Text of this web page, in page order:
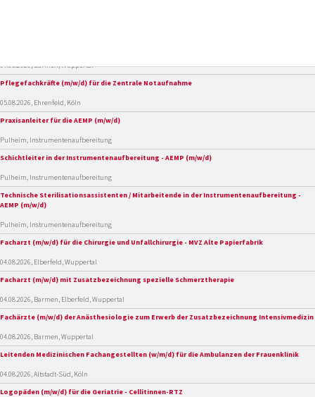
07.08.2026, Barmen, Wuppertal
Pflegefachkräfte (m/w/d) für die Zentrale Notaufnahme
05.08.2026, Ehrenfeld, Köln
Praxisanleiter für die AEMP (m/w/d)
Pulheim, Instrumentenaufbereitung
Schichtleiter in der Instrumentenaufbereitung - AEMP (m/w/d)
Pulheim, Instrumentenaufbereitung
Technische Sterilisationsassistenten / Mitarbeitende in der Instrumentenaufbereitung -
AEMP (m/w/d)
Pulheim, Instrumentenaufbereitung
Facharzt (m/w/d) für die Chirurgie und Unfallchirurgie - MVZ Alte Papierfabrik
04.08.2026, Elberfeld, Wuppertal
Facharzt (m/w/d) mit Zusatzbezeichnung spezielle Schmerztherapie
04.08.2026, Barmen, Elberfeld, Wuppertal
Fachärzte (m/w/d) der Anästhesiologie zum Erwerb der Zusatzbezeichnung Intensivmedizin
04.08.2026, Barmen, Wuppertal
Leitenden Medizinischen Fachangestellten (w/m/d) für die Ambulanzen der Frauenklinik
04.08.2026, Altstadt-Süd, Köln
Logopäden (m/w/d) für die Geriatrie - Cellitinnen-RTZ